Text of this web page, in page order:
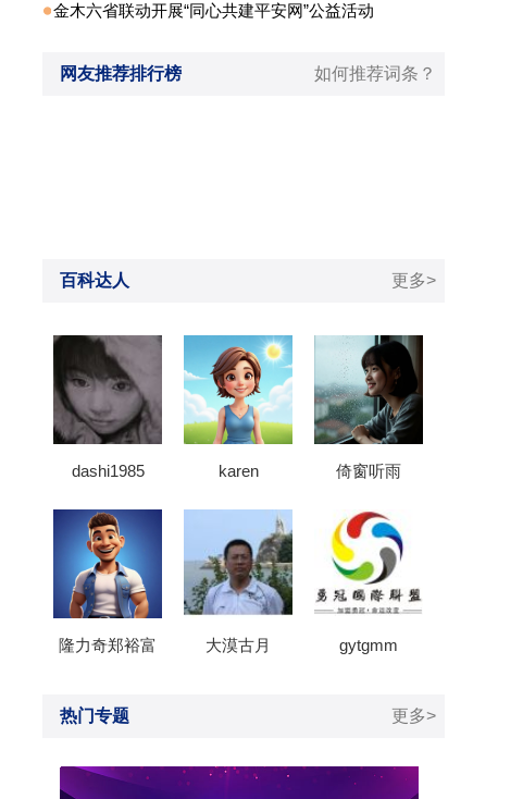
金木六省联动开展“同心共建平安网”公益活动
网友推荐排行榜 如何推荐词条？
百科达人 更多>
dashi1985 karen 倚窗听雨
隆力奇郑裕富 大漠古月 gytgmm
热门专题 更多>